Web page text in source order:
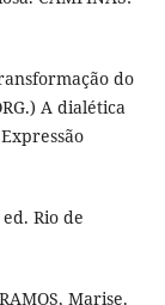
do
A dialética
Rio de
Marise.